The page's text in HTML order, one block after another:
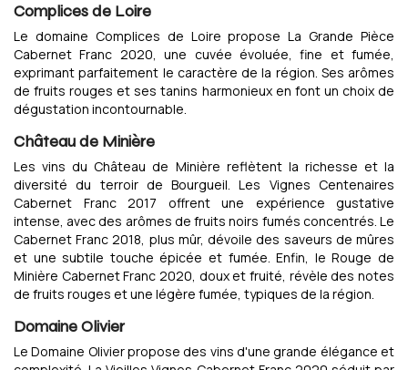
Complices de Loire
Le domaine Complices de Loire propose La Grande Pièce
Cabernet Franc 2020, une cuvée évoluée, fine et fumée,
exprimant parfaitement le caractère de la région. Ses arômes
de fruits rouges et ses tanins harmonieux en font un choix de
dégustation incontournable.
Château de Minière
Les vins du Château de Minière reflètent la richesse et la
diversité du terroir de Bourgueil. Les Vignes Centenaires
Cabernet Franc 2017 offrent une expérience gustative
intense, avec des arômes de fruits noirs fumés concentrés. Le
Cabernet Franc 2018, plus mûr, dévoile des saveurs de mûres
et une subtile touche épicée et fumée. Enfin, le Rouge de
Minière Cabernet Franc 2020, doux et fruité, révèle des notes
de fruits rouges et une légère fumée, typiques de la région.
Domaine Olivier
Le Domaine Olivier propose des vins d'une grande élégance et